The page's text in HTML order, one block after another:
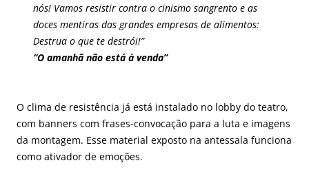
nós! Vamos resistir contra o cinismo sangrento e as
doces mentiras das grandes empresas de alimentos:
Destrua o que te destrói!”
“O amanhã não está à venda”
O clima de resistência já está instalado no lobby do teatro,
com banners com frases-convocação para a luta e imagens
da montagem. Esse material exposto na antessala funciona
como ativador de emoções.